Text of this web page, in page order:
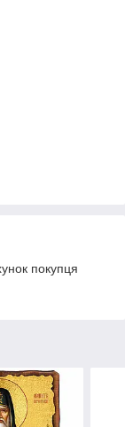
покупця